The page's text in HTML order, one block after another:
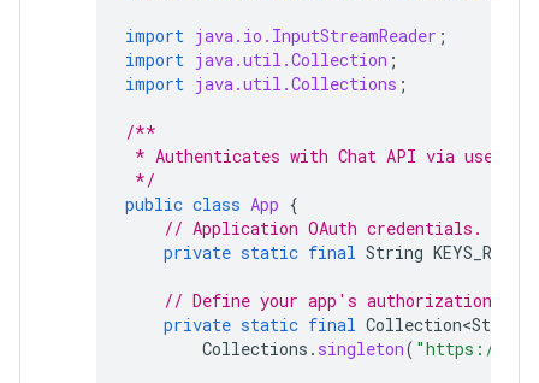
import java.io.InputStreamReader ;
import java.util.Collection ;
import java.util.Collections ;
/**
* Authenticates with Chat API via user
*/
public class App {
// Application OAuth credentials.
private static final String
// Define your app's authorization
private static final Collection<String>
Collections . singleton( "https://